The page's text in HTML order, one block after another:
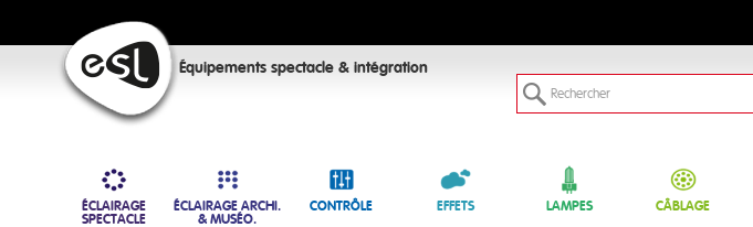
Équipements spectacle & intégration
ÉCLAIRAGE
SPECTACLE
ÉCLAIRAGE ARCHI.
& MUSÉO.
CONTRÔLE EFFETS LAMPES CÂBLAGE